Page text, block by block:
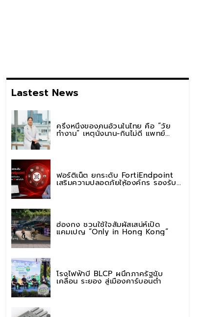
Lastest News
ครึ่งหนึ่งของคนอ้วนในไทย คือ “วัย
ทำงาน” เหตุนั่งนาน-กินไม่ดี แพทย์
รพ.วิมุต พหลโยธิน เตือน “อย่าดูแค่เลข
ฟอร์ติเน็ต ยกระดับ FortiEndpoint
เสริมความปลอดภัยให้องค์กร รองรับ
ฮ่องกง ชวนใช้ใจสัมผัสเสน่ห์เปิด
แคมเปญ “Only in Hong Kong”
โรงไฟฟ้าบี BLCP ผนึกภาครัฐขับ
เคลื่อน ระยอง สู่เมืองคาร์บอนต่ำ